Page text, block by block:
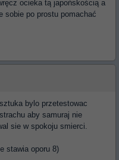
ocieka tą japońskością a
sobie po prostu pomachać
bylo przetestowac
aby samuraj nie
sie w spokoju smierci.
stawia oporu 8)